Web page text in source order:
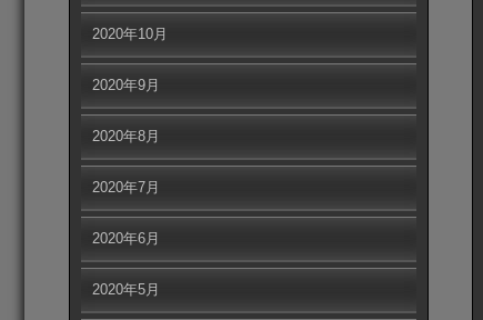
2020年10月
2020年9月
2020年8月
2020年7月
2020年6月
2020年5月